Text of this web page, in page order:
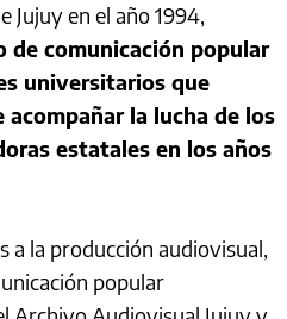
Jujuy en el año 1994,
de comunicación popular
universitarios que
la lucha de los
estatales en los años
a la producción audiovisual,
popular